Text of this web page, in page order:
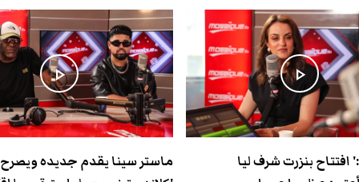
play_arrow
افتتاح بنزرت شرف ليا
play_arrow
ماستر سينا يقدم جديده ويصرح